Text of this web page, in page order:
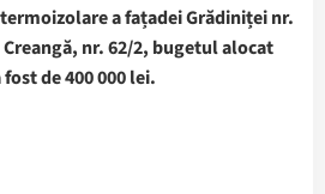
a fațadei Grădiniței nr.
nr. 62/2, bugetul alocat
de 400 000 lei.